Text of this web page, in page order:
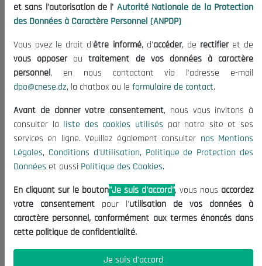
Organisation
Publications
Informations utiles
Appels d'offres et Consultations
Mentions Légales
Conditions d'Utilisation
Politique de Protection des Données
Politique des Cookies
Nous Contacter
(+213) 021 98 01 00|01|02
contact@cnese.dz
Suggestions ou Initiatives ?
Newsletter
dernières nouvelles.
et sans l'autorisation de l' Autorité Nationale de la Protection
des Données à Caractère Personnel (ANPDP)
Vous avez le droit d'être informé, d'accéder, de rectifieret de
vous opposerautraitement de vos données à caractère
personnel, en nous contactant via l'adresse e-mail
dpo@cnese.dz, la chatbox ou le formulaire de contact.
Avant de donner votre consentement, nous vous invitons à
consulter la liste des cookies utilisés par notre site et ses
services en ligne. Veuillez également consulter nos Mentions
Légales, Conditions d'Utilisation, Politique de Protection des
Données et aussi Politique des Cookies.
En cliquant sur le bouton"Je suis d'accord", vous nous accordez
votre consentement pour l'utilisation de vos données à
caractère personnel, conformément aux termes énoncés dans
cette politique de confidentialité.
Je suis d'accord